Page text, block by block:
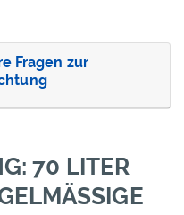
Fragen zur
70 LITER
A